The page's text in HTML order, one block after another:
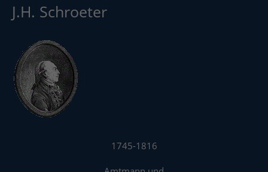
J.H. Schroeter
1745-1816